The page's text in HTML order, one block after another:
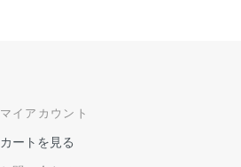
マイアカウント
カートを見る